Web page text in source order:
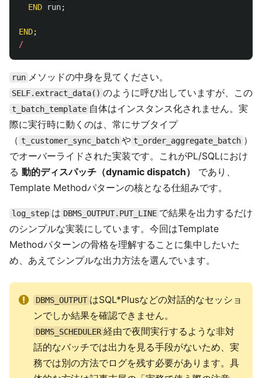
END
run;
END;
/
run メソッドの中身を見てください。
SELF.extract_data() のように呼び出していますが、この
t_batch_template 自体はインスタンス化されません。実
際に実行時に動くのは、常にサブタイプ
（ t_customer_sync_batch や t_order_aggregate_batch ）
でオーバーライドされた実装です。これがPL/SQLにおけ
る 動的ディスパッチ（dynamic dispatch）
であり、
Template Methodパターンの核となる仕組みです。
log_step は DBMS_OUTPUT.PUT_LINE で結果を出力するだけ
のシンプルな実装にしています。今回はTemplate
Methodパターンの骨格を理解することに集中したいた
め、あえてシンプルな出力方法を選んでいます。
DBMS_OUTPUT はSQL*Plusなどの対話的なセッショ
ンでしか結果を確認できません。
DBMS_SCHEDULER 経由で夜間実行するような非対
話的なバッチでは出力を見る手段がないため、実
務では別の方法でログを残す必要があります。具